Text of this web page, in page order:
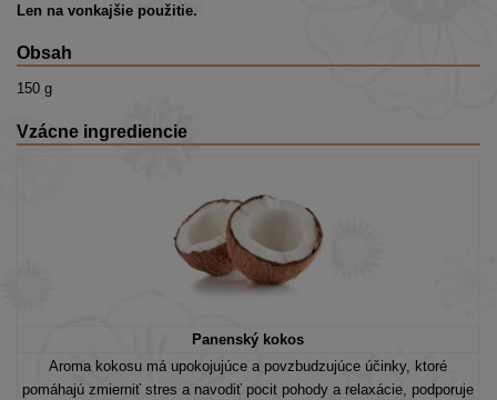
Len na vonkajšie použitie.
Obsah
150 g
Vzácne ingrediencie
Panenský kokos
Aroma kokosu má upokojujúce a povzbudzujúce účinky, ktoré
pomáhajú zmierniť stres a navodiť pocit pohody a relaxácie, podporuje